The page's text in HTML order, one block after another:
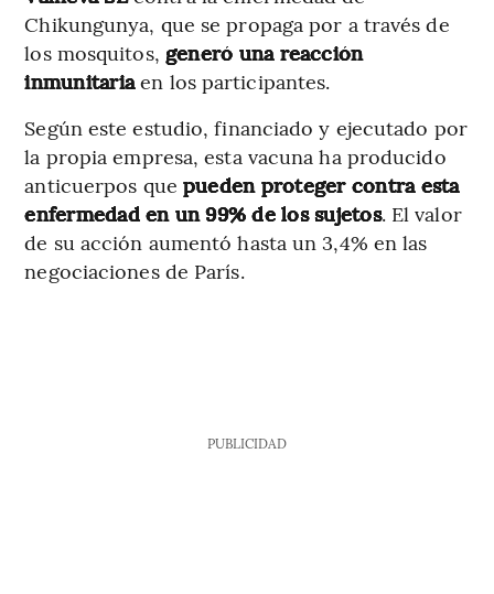
Chikungunya, que se propaga por a través de
los mosquitos, generó una reacción
inmunitariaen los participantes.
Según este estudio, financiado y ejecutado por
la propia empresa, esta vacuna ha producido
anticuerpos que pueden proteger contra esta
enfermedad en un 99% de los sujetos. El valor
de su acción aumentó hasta un 3,4% en las
negociaciones de París.
PUBLICIDAD